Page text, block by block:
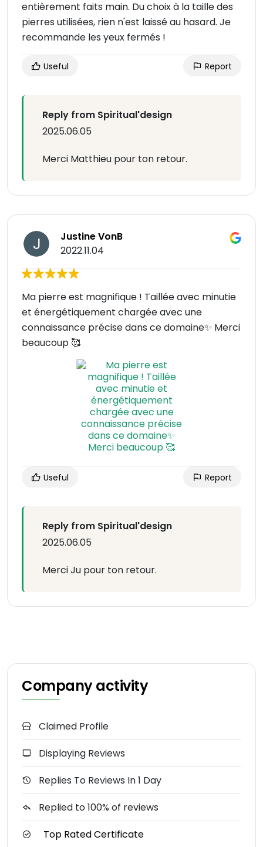
entièrement faits main. Du choix à la taille des
pierres utilisées, rien n'est laissé au hasard. Je
recommande les yeux fermés !
Useful Report
Reply from Spiritual'design
2025.06.05
Merci Matthieu pour ton retour.
Justine VonB
2022.11.04
Ma pierre est magnifique ! Taillée avec minutie
et énergétiquement chargée avec une
connaissance précise dans ce domaine✨ Merci
beaucoup 🥰
Useful Report
Reply from Spiritual'design
2025.06.05
Merci Ju pour ton retour.
Company activity
Claimed Profile
Displaying Reviews
Replies To Reviews In 1 Day
Replied to 100% of reviews
Top Rated Certificate